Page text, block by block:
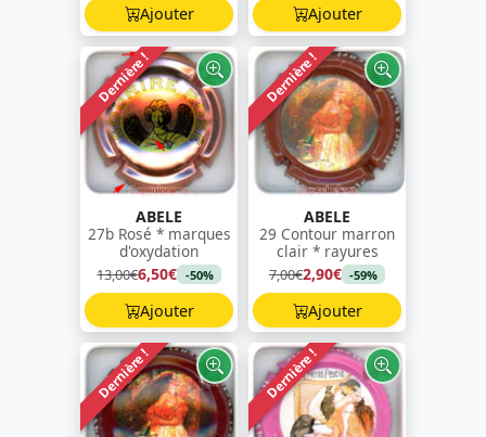
Ajouter Ajouter
Dernière !
ABELE
27b Rosé * marques
d'oxydation
13,00€6,50€ -50%
Ajouter
Dernière !
ABELE
29 Contour marron
clair * rayures
7,00€2,90€ -59%
Ajouter
Dernière ! Dernière !